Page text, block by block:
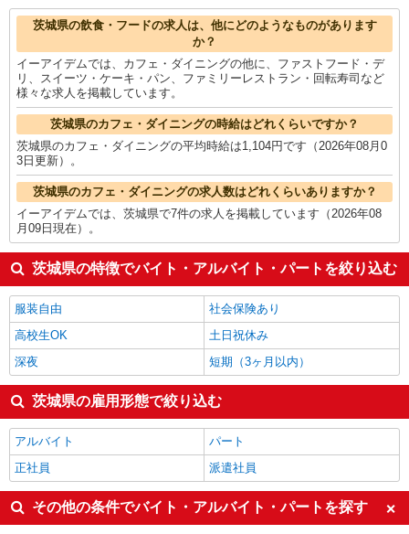
ゲームクリエイター・テスター1,650円
茨城県の他の職種の平均時給を見る
茨城県の飲食・フードの求人は、他にどのようなものがあります
か？
イーアイデムでは、カフェ・ダイニングの他に、ファストフード・デ
リ、スイーツ・ケーキ・パン、ファミリーレストラン・回転寿司など
様々な求人を掲載しています。
茨城県のカフェ・ダイニングの時給はどれくらいですか？
茨城県のカフェ・ダイニングの平均時給は1,104円です（2026年08月0
3日更新）。
茨城県のカフェ・ダイニングの求人数はどれくらいありますか？
イーアイデムでは、茨城県で7件の求人を掲載しています（2026年08
月09日現在）。
茨城県の特徴でバイト・アルバイト・パートを絞り込む
服装自由
社会保険あり
高校生OK
土日祝休み
深夜
短期（3ヶ月以内）
茨城県の雇用形態で絞り込む
アルバイト
パート
正社員
派遣社員
その他の条件でバイト・アルバイト・パートを探す